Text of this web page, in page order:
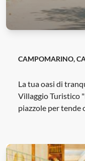
CAMPOMARINO,
La tua oasi di
Villaggio Turistico
piazzole per tende